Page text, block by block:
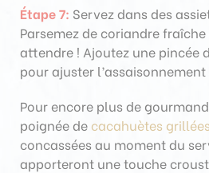
Étape 7: Servez dans des
Parsemez de coriandre
attendre ! Ajoutez une pincée
pour ajuster l’assaisonnement
Pour encore plus de
poignée de cacahuètes
concassées au moment du
apporteront une touche